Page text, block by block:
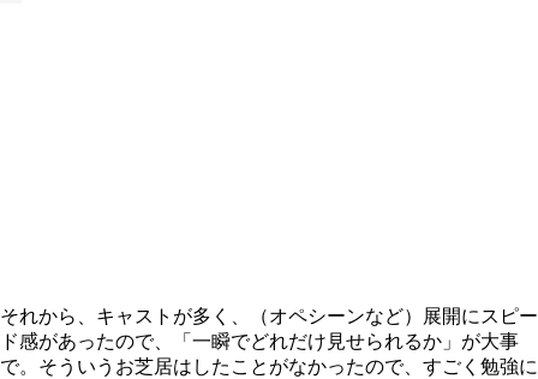
それから、キャストが多く、（オペシーンなど）展開にスピー
ド感があったので、「一瞬でどれだけ見せられるか」が大事
で。そういうお芝居はしたことがなかったので、すごく勉強に